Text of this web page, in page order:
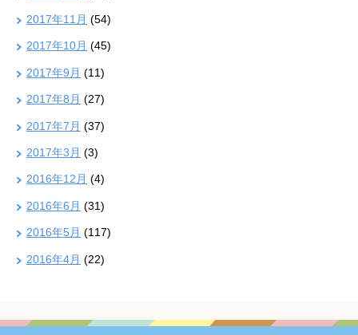
2017年11月 (54)
2017年10月 (45)
2017年9月 (11)
2017年8月 (27)
2017年7月 (37)
2017年3月 (3)
2016年12月 (4)
2016年6月 (31)
2016年5月 (117)
2016年4月 (22)